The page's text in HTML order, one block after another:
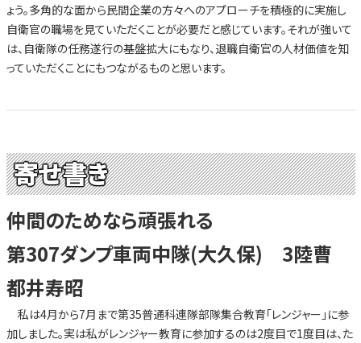
ょう。多角的な面から民間企業の方々へのアプローチを積極的に実施し
自衛官の職場を見ていただくことが必要だと感じています。それが強いて
は、自衛隊の任務遂行の基盤拡大にもなり、退職自衛官の人材価値を知
っていただくことにもつながるものと思います。
寄せ書き
仲間のためなら頑張れる
第307ダンプ車両中隊(大久保) 3陸曹
都井寿昭
私は4月から7月まで第35普通科連隊部隊集合教育「レンジャー」に参
加しました。実は私がレンジャー教育に参加するのは2度目で1度目は、た